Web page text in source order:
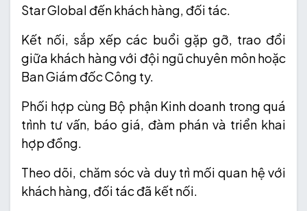
Star Global đến khách hàng, đối tác.
Kết nối, sắp xếp các buổi gặp gỡ, trao đổi
giữa khách hàng với đội ngũ chuyên môn hoặc
Ban Giám đốc Công ty.
Phối hợp cùng Bộ phận Kinh doanh trong quá
trình tư vấn, báo giá, đàm phán và triển khai
hợp đồng.
Theo dõi, chăm sóc và duy trì mối quan hệ với
khách hàng, đối tác đã kết nối.